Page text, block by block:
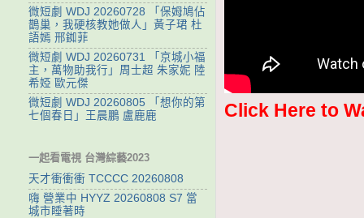
Click Here to
微短劇 WDJ 20260728 「保姆鳩佔
鵲巢，我硬核教她做人」黃子珺 杜
語嫣 邢銣菲
微短劇 WDJ 20260731 「京城小福
主，萬物助我行」周士超 朱家妮 陸
希婭 歐元傑
微短劇 WDJ 20260805 「想你的第
七個春日」王晨鵬 盧鹿鹿
一起看電視 台灣綜藝2023
天才衝衝衝 TCCCC 20260808
嗨 營業中 HYYZ 20260808 S7 當
城市睡著時